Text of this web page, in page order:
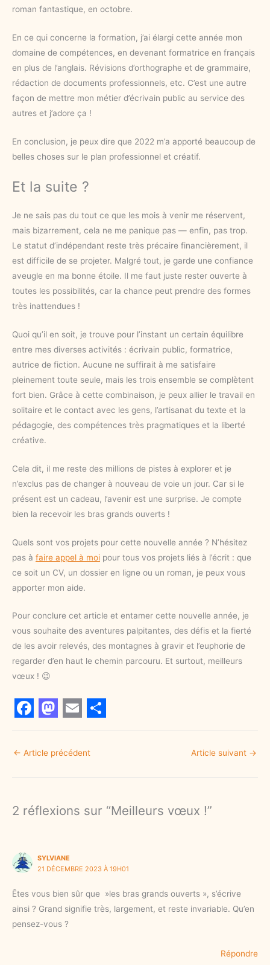
roman fantastique, en octobre.
En ce qui concerne la formation, j’ai élargi cette année mon
domaine de compétences, en devenant formatrice en français
en plus de l’anglais. Révisions d’orthographe et de grammaire,
rédaction de documents professionnels, etc. C’est une autre
façon de mettre mon métier d’écrivain public au service des
autres et j’adore ça !
En conclusion, je peux dire que 2022 m’a apporté beaucoup de
belles choses sur le plan professionnel et créatif.
Et la suite ?
Je ne sais pas du tout ce que les mois à venir me réservent,
mais bizarrement, cela ne me panique pas — enfin, pas trop.
Le statut d’indépendant reste très précaire financièrement, il
est difficile de se projeter. Malgré tout, je garde une confiance
aveugle en ma bonne étoile. Il me faut juste rester ouverte à
toutes les possibilités, car la chance peut prendre des formes
très inattendues !
Quoi qu’il en soit, je trouve pour l’instant un certain équilibre
entre mes diverses activités : écrivain public, formatrice,
autrice de fiction. Aucune ne suffirait à me satisfaire
pleinement toute seule, mais les trois ensemble se complètent
fort bien. Grâce à cette combinaison, je peux allier le travail en
solitaire et le contact avec les gens, l’artisanat du texte et la
pédagogie, des compétences très pragmatiques et la liberté
créative.
Cela dit, il me reste des millions de pistes à explorer et je
n’exclus pas de changer à nouveau de voie un jour. Car si le
présent est un cadeau, l’avenir est une surprise. Je compte
bien la recevoir les bras grands ouverts !
Quels sont vos projets pour cette nouvelle année ? N’hésitez
pas à faire appel à moi pour tous vos projets liés à l’écrit : que
ce soit un CV, un dossier en ligne ou un roman, je peux vous
apporter mon aide.
Pour conclure cet article et entamer cette nouvelle année, je
vous souhaite des aventures palpitantes, des défis et la fierté
de les avoir relevés, des montagnes à gravir et l’euphorie de
regarder d’en haut le chemin parcouru. Et surtout, meilleurs
vœux ! 😉
F
a
e
b
k
M
a
t
o
d
n
E
m
i
l
S
h
r
e
← Article précédent Article suivant →
2 réflexions sur “Meilleurs vœux !”
SYLVIANE
21 DÉCEMBRE 2023 À 19H01
Êtes vous bien sûr que »les bras grands ouverts », s’écrive
ainsi ? Grand signifie très, largement, et reste invariable. Qu’en
pensez-vous ?
Répondre